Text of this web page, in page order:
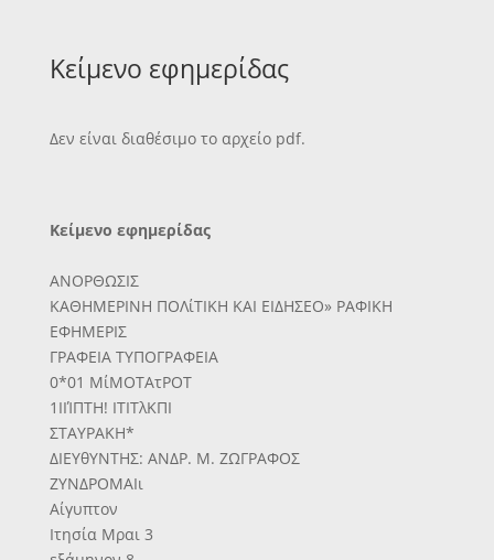
Κείμενο εφημερίδας
Δεν είναι διαθέσιμο το αρχείο pdf.
Κείμενο εφημερίδας
ΑΝΟΡΘΩΣΙΣ
ΚΑΘΗΜΕΡΙΝΗ ΠΟΛίΤΙΚΗ ΚΑΙ ΕΙΔΗΣΕΟ» ΡΑΦΙΚΗ
ΕΦΗΜΕΡΙΣ
ΓΡΑΦΕΙΑ ΤΥΠΟΓΡΑΦΕΙΑ
0*01 ΜίΜΟΤΑτΡΟΤ
1ΙΙΊΠΤΗ! ΙΤΙΤλΚΠΙ
ΣΤΑΥΡΑΚΗ*
ΔΙΕΥθΥΝΤΗΣ: ΑΝΔΡ. Μ. ΖΩΓΡΑΦΟΣ
ΖΥΝΔΡΟΜΑΙι
Αίγυπτον
Ιτησία Μραι 3